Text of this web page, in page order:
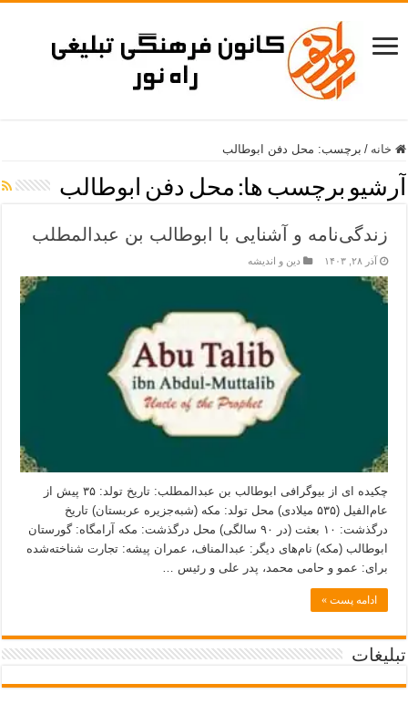
خانه / برچسب: محل دفن ابوطالب
آرشیو برچسب ها: محل دفن ابوطالب
زندگی‌نامه و آشنایی با ابوطالب بن عبدالمطلب
آذر ۲۸, ۱۴۰۳ دین و اندیشه
چکیده ای از بیوگرافی ابوطالب بن عبدالمطلب: تاریخ تولد: ۳۵ پیش از
عام‌الفیل (۵۳۵ میلادی) محل تولد: مکه (شبه‌جزیره عربستان) تاریخ
درگذشت: ۱۰ بعثت (در ۹۰ سالگی) محل درگذشت: مکه آرامگاه: گورستان
ابوطالب (مکه) نام‌های دیگر: عبدالمناف، عمران پیشه: تجارت شناخته‌شده
برای: عمو و حامی محمد، پدر علی و رئیس …
ادامه پست »
تبلیغات